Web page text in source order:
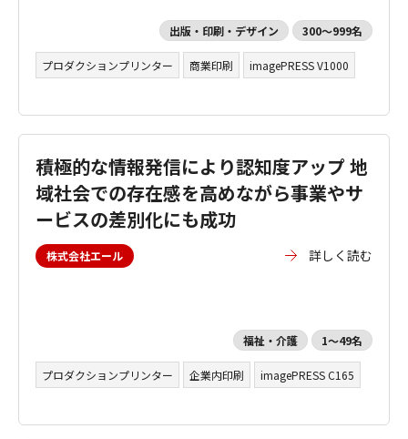
出版・印刷・デザイン 300～999名
プロダクションプリンター 商業印刷 imagePRESS V1000
積極的な情報発信により認知度アップ 地
域社会での存在感を高めながら事業やサ
ービスの差別化にも成功
株式会社エール 詳しく読む
福祉・介護 1～49名
プロダクションプリンター 企業内印刷 imagePRESS C165